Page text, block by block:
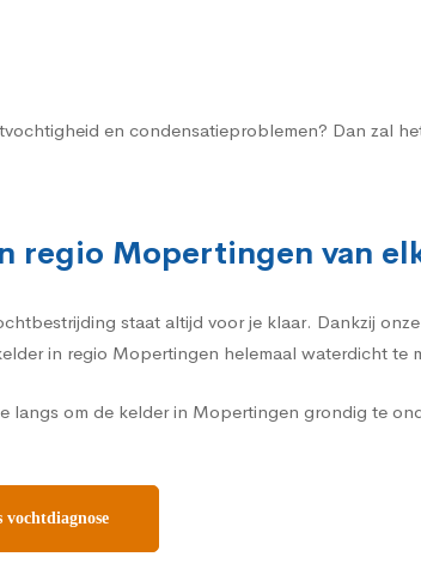
en condensatieproblemen? Dan zal
Mopertingen van
staat altijd voor je klaar. Dankzij
in regio Mopertingen helemaal waterdicht te
langs om de kelder in Mopertingen grondig te